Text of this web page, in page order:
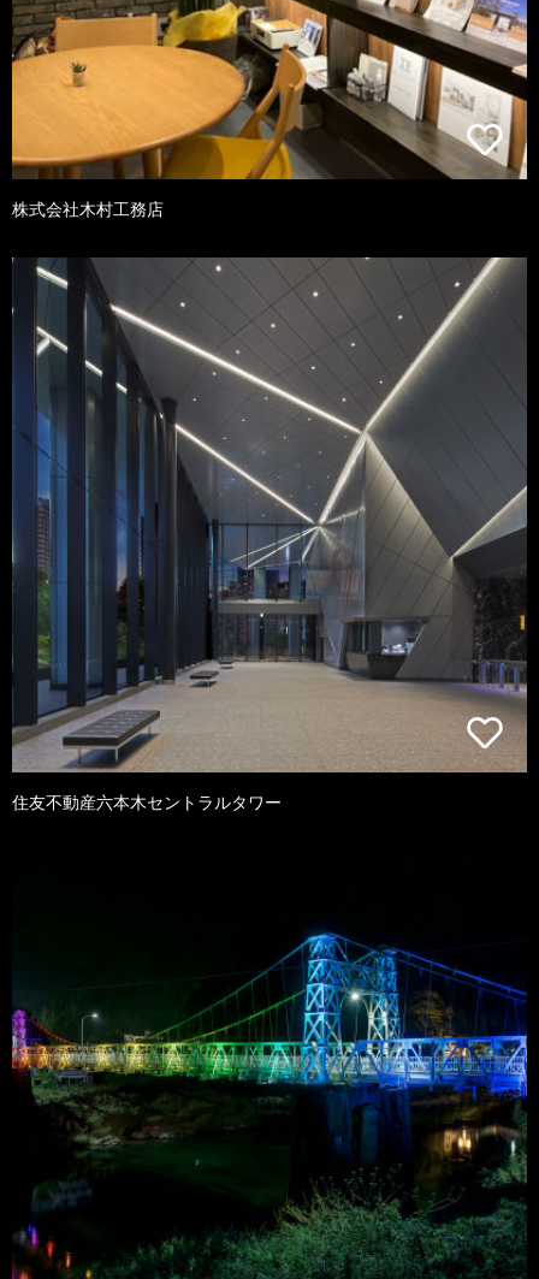
株式会社木村工務店
住友不動産六本木セントラルタワー